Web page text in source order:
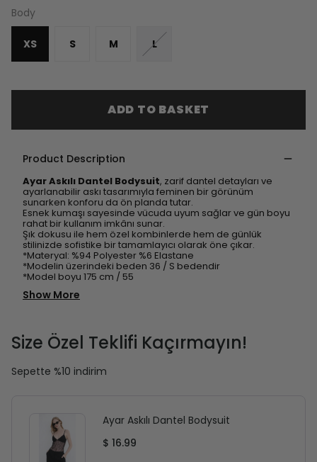
Body
XS S M L
ADD TO BASKET
Product Description
Ayar Askılı Dantel Bodysuit, zarif dantel detayları ve
ayarlanabilir askı tasarımıyla feminen bir görünüm
sunarken konforu da ön planda tutar.
Esnek kumaşı sayesinde vücuda uyum sağlar ve gün boyu
rahat bir kullanım imkânı sunar.
Şık dokusu ile hem özel kombinlerde hem de günlük
stilinizde sofistike bir tamamlayıcı olarak öne çıkar.
*Materyal: %94 Polyester %6 Elastane
*Modelin üzerindeki beden 36 / S bedendir
*Model boyu 175 cm / 55
Show More
Size Özel Teklifi Kaçırmayın!
Sepette %10 indirim
Ayar Askılı Dantel Bodysuit
$ 16.99